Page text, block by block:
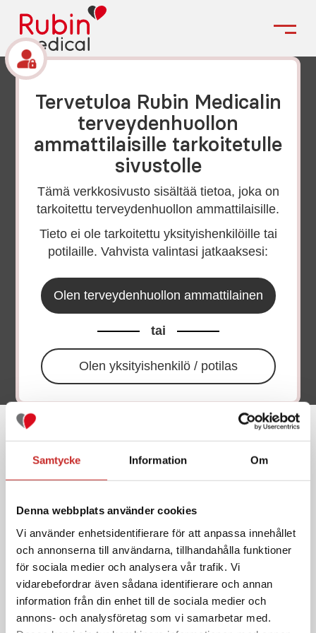
Samtycke Information Om
Denna webbplats använder cookies
Vi använder enhetsidentifierare för att anpassa innehållet
och annonserna till användarna, tillhandahålla funktioner
för sociala medier och analysera vår trafik. Vi
vidarebefordrar även sådana identifierare och annan
information från din enhet till de sociala medier och
annons- och analysföretag som vi samarbetar med.
Tervetuloa Rubin Medicalin
terveydenhuollon
ammattilaisille tarkoitetulle
sivustolle
Tämä verkkosivusto sisältää tietoa, joka on
tarkoitettu terveydenhuollon ammattilaisille.
Tieto ei ole tarkoitettu yksityishenkilöille tai
potilaille. Vahvista valintasi jatkaaksesi:
Olen terveydenhuollon ammattilainen
tai
Olen yksityishenkilö / potilas
Esite
Pumppualoitus: Tandem
t:slim X2™ -
insuliinipumppu
Tuote: Tandem t:slim X2™-
insuliinipumppu
Muita tietoja Tandem t:slim X2™-
Hätävaihto – Tandem t:slim X2